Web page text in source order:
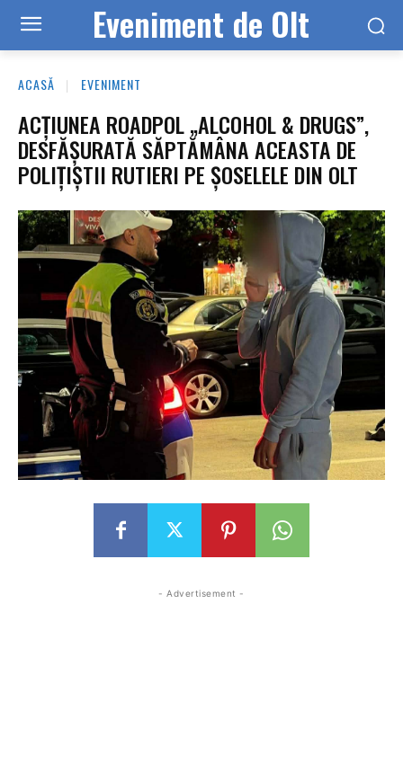
Eveniment de Olt
ACASĂ EVENIMENT
ACȚIUNEA ROADPOL „ALCOHOL & DRUGS”,
DESFĂȘURATĂ SĂPTĂMÂNA ACEASTA DE
POLIȚIȘTII RUTIERI PE ȘOSELELE DIN OLT
- Advertisement -